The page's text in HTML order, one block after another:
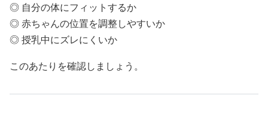
◎ 自分の体にフィットするか
◎ 赤ちゃんの位置を調整しやすいか
◎ 授乳中にズレにくいか
このあたりを確認しましょう。